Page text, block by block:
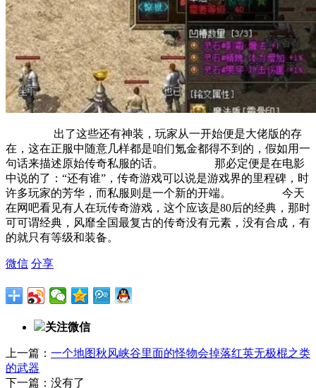
出了这些还有神装，玩家从一开始便是大佬版的存
在，这在正服中随意几样都是咱们氪金都得不到的，假如用一
句话来描述原始传奇私服的话。 那必定便是在电影
中说的了：“还有谁”，传奇游戏可以说是游戏界的里程碑，时
许多玩家的芳华，而私服则是一个新的开端。 今天
在网吧看见有人在玩传奇游戏，这个应该是80后的经典，那时
可可谓经典，风靡全国最复古的传奇没有元素，没有合成，有
的就只有等级和装备。
微信 分享
关注微信
上一篇： 一个地图秋风峡谷里面的怪物会掉落红英无极棍之类
的武器
下一篇：没有了